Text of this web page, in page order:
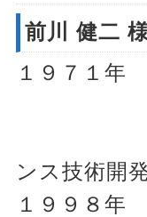
前川 健二
１９７１
ンス技術開
１９９８